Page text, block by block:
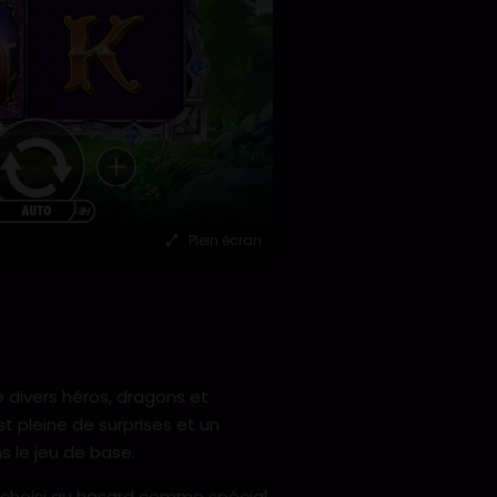
Plein écran
héros, dragons et
pleine de surprises et un
le jeu de base.